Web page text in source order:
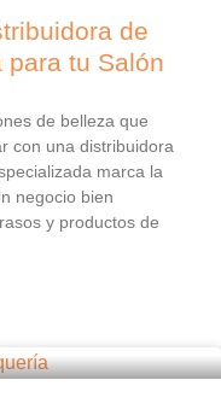
de
para tu Salón
de belleza que
con una distribuidora
marca la
negocio bien
y productos de